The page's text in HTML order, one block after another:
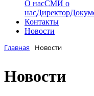
О насСМИ о
насДиректор
Контакты
Новости
Главная Новости
Новости